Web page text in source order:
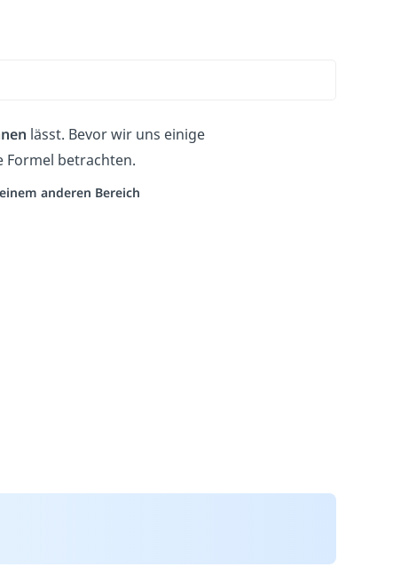
lässt. Bevor wir uns einige
Formel betrachten.
anderen Bereich